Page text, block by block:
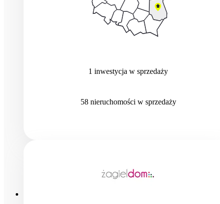
1 inwestycja w sprzedaży
58 nieruchomościw sprzedaży